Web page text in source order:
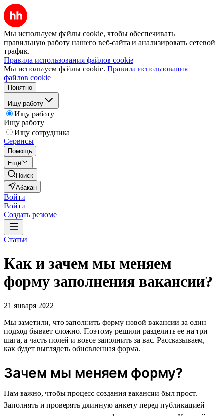
Мы используем файлы cookie, чтобы обеспечивать
правильную работу нашего веб-сайта и анализировать сетевой
трафик.
Правила использования файлов cookie
Мы используем файлы cookie. Правила использования
файлов cookie
Понятно
Ищу работу
Ищу работу
Ищу работу
Ищу сотрудника
Сервисы
Помощь
Ещё
Поиск
Абакан
Войти
Войти
Создать резюме
Статьи
Как и зачем мы меняем
форму заполнения вакансии?
21 января 2022
Мы заметили, что заполнить форму новой вакансии за один
подход бывает сложно. Поэтому решили разделить ее на три
шага, а часть полей и вовсе заполнить за вас. Рассказываем,
как будет выглядеть обновленная форма.
Зачем мы меняем форму?
Нам важно, чтобы процесс создания вакансии был прост.
Заполнять и проверять длинную анкету перед публикацией